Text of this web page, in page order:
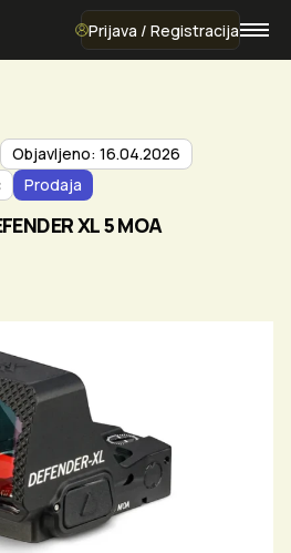
Prijava / Registracija
Objavljeno: 16.04.2026
Prodaja
XL 5 MOA